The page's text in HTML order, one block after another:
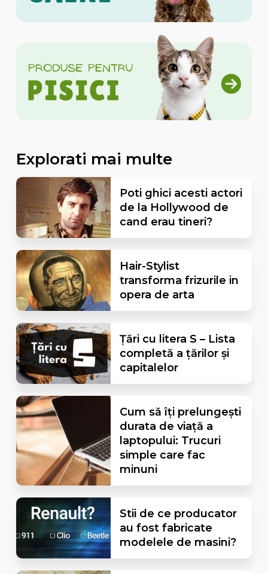
Explorati mai multe
Poti ghici acesti actori
de la Hollywood de
cand erau tineri?
Hair-Stylist
transforma frizurile in
opera de arta
Țări cu litera S – Lista
completă a țărilor și
capitalelor
Cum să îți prelungești
durata de viață a
laptopului: Trucuri
simple care fac
minuni
Stii de ce producator
au fost fabricate
modelele de masini?